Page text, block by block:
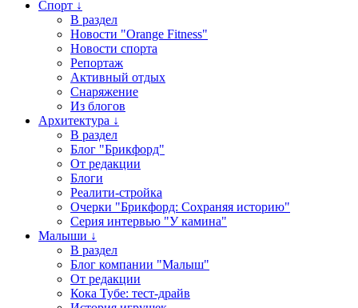
Спорт ↓
В раздел
Новости "Orange Fitness"
Новости спорта
Репортаж
Активный отдых
Снаряжение
Из блогов
Архитектура ↓
В раздел
Блог "Брикфорд"
От редакции
Блоги
Реалити-стройка
Очерки "Брикфорд: Сохраняя историю"
Серия интервью "У камина"
Малыши ↓
В раздел
Блог компании "Малыш"
От редакции
Кока Тубе: тест-драйв